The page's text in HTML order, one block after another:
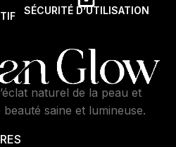
SÉCURITÉ D’UTILISATION
naturel de la peau et
saine et lumineuse.